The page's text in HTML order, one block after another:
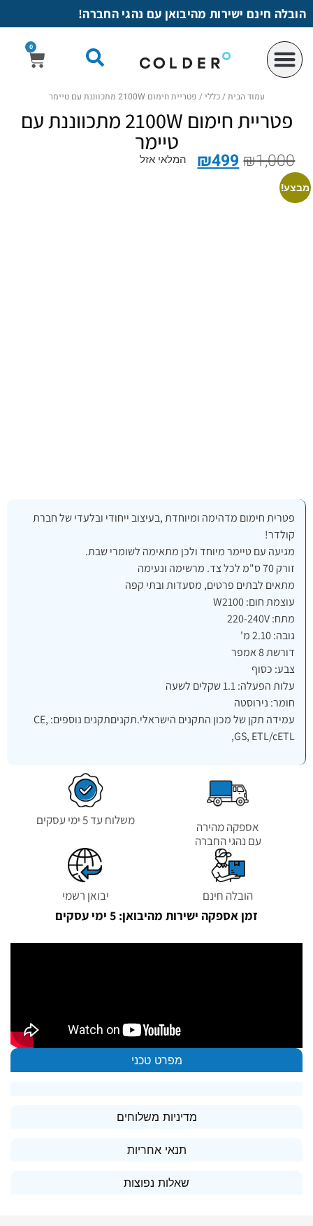
לתוכן
הובלה חינם ישירות מהיבואן עם נהגי החברה!
0
עמוד הבית/כללי/ פטריית חימום 2100W מתכווננת עם טיימר
פטריית חימום 2100W מתכווננת עם
טיימר
₪1,000
₪499 המלאי אזל
מבצע!
פטרית חימום מדהימה ומיוחדת ,בעיצוב ייחודי ובלעדי של חברת
קולדר!
מגיעה עם טיימר מיוחד ולכן מתאימה לשומרי שבת.
זורק 70 ס"מ לכל צד. מרשימה ונעימה
מתאים לבתים פרטים, מסעדות ובתי קפה
עוצמת חום: W2100
מתח: 220-240V
גובה: 2.10 מ'
דורשת 8 אמפר
צבע: כסוף
עלות הפעלה: 1.1 שקלים לשעה
חומר: נירוסטה
עמידה תקן של מכון התקנים הישראלי.תקניםתקנים נוספים: CE,
GS, ETL/cETL,
אספקה מהירה
עם נהגי החברה
משלוח עד 5 ימי עסקים
הובלה חינם יבואן רשמי
זמן אספקה ישירות מהיבואן: 5 ימי עסקים
מפרט טכני
מדיניות משלוחים
תנאי אחריות
שאלות נפוצות